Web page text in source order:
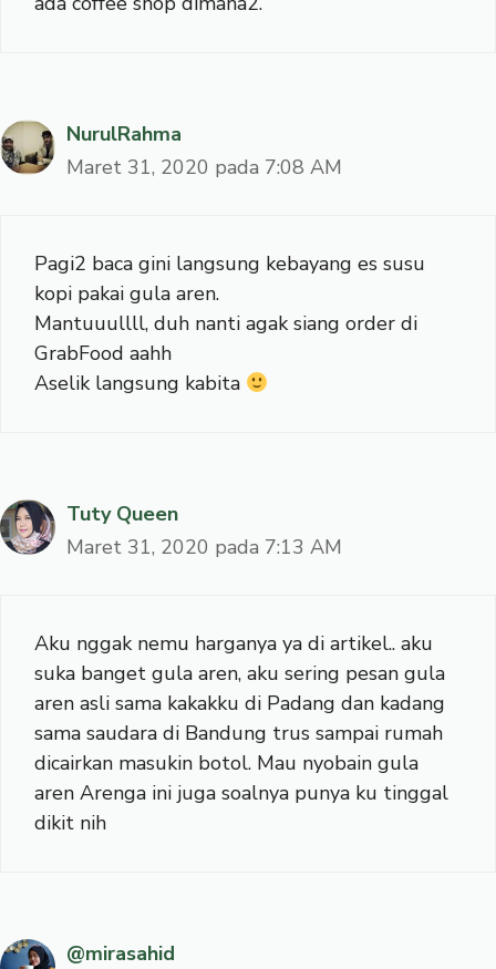
NurulRahma
Maret 31, 2020 pada 7:08 AM
Pagi2 baca gini langsung kebayang es susu
kopi pakai gula aren.
Mantuuullll, duh nanti agak siang order di
GrabFood aahh
Aselik langsung kabita
Tuty Queen
Maret 31, 2020 pada 7:13 AM
Aku nggak nemu harganya ya di artikel.. aku
suka banget gula aren, aku sering pesan gula
aren asli sama kakakku di Padang dan kadang
sama saudara di Bandung trus sampai rumah
dicairkan masukin botol. Mau nyobain gula
aren Arenga ini juga soalnya punya ku tinggal
dikit nih
@mirasahid